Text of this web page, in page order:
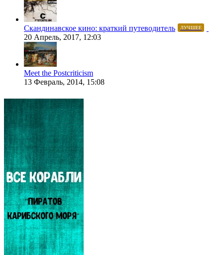
Скандинавское кино: краткий путеводитель ЛУЧШЕЕ
20 Апрель, 2017, 12:03
Meet the Postcriticism
13 Февраль, 2014, 15:08